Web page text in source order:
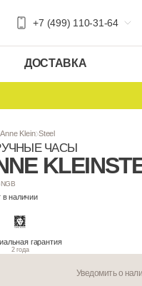
+7 (499) 110-31-64
ДОСТАВКА
Часы